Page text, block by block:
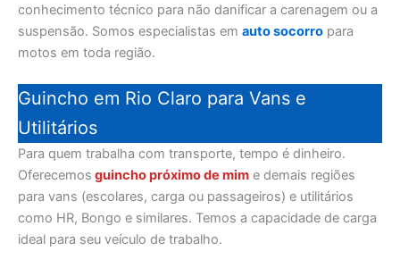
conhecimento técnico para não danificar a carenagem ou a
suspensão. Somos especialistas em auto socorro para
motos em toda região.
Guincho em Rio Claro para Vans e
Utilitários
Para quem trabalha com transporte, tempo é dinheiro.
Oferecemos guincho próximo de mim e demais regiões
para vans (escolares, carga ou passageiros) e utilitários
como HR, Bongo e similares. Temos a capacidade de carga
ideal para seu veículo de trabalho.